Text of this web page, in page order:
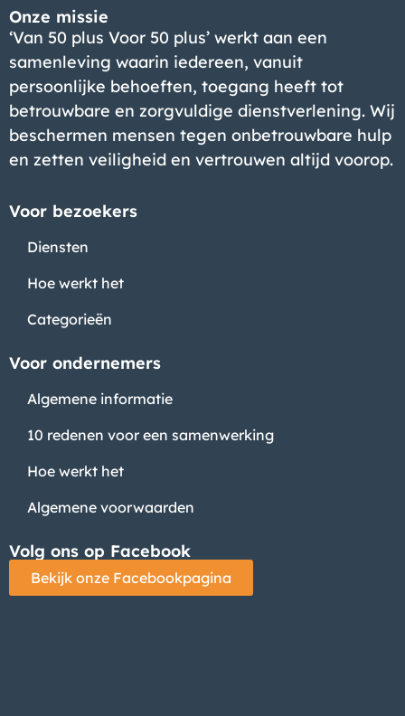
Onze missie
‘Van 50 plus Voor 50 plus’ werkt aan een
samenleving waarin iedereen, vanuit
persoonlijke behoeften, toegang heeft tot
betrouwbare en zorgvuldige dienstverlening. Wij
beschermen mensen tegen onbetrouwbare hulp
en zetten veiligheid en vertrouwen altijd voorop.
Voor bezoekers
Diensten
Hoe werkt het
Categorieën
Voor ondernemers
Algemene informatie
10 redenen voor een samenwerking
Hoe werkt het
Algemene voorwaarden
Volg ons op Facebook
Bekijk onze Facebookpagina